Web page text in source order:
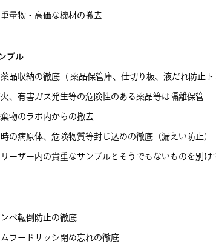
量物・高価な機材の撤去
プル
品収納の徹底（ 薬品保管庫、仕切り板、液だれ防止ト
、有害ガス発生等の危険性のある薬品等は隔離保管
物のラボ内からの撤去
の病原体、危険物質等封じ込めの徹底（漏えい防止）
ーザー内の貴重なサンプルとそうでもないものを別け
ベ転倒防止の徹底
ムフードサッシ閉め忘れの徹底